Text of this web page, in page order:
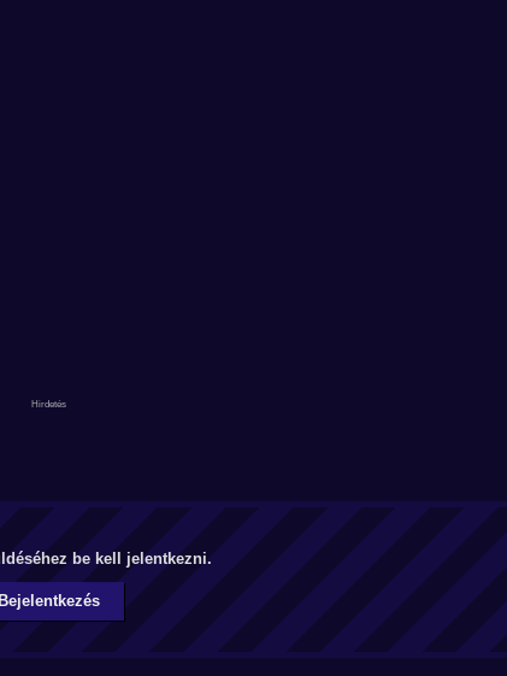
be kell jelentkezni.
Bejelentkezés